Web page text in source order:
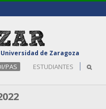
Universidad de Zaragoza
PAS ESTUDIANTES